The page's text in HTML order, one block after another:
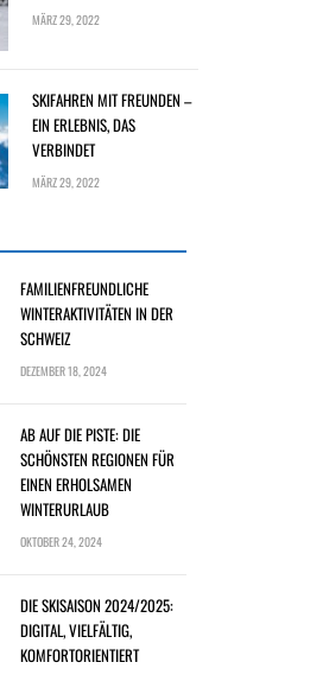
MÄRZ 29, 2022
SKIFAHREN MIT FREUNDEN –
EIN ERLEBNIS, DAS
VERBINDET
MÄRZ 29, 2022
FAMILIENFREUNDLICHE
WINTERAKTIVITÄTEN IN DER
SCHWEIZ
DEZEMBER 18, 2024
AB AUF DIE PISTE: DIE
SCHÖNSTEN REGIONEN FÜR
EINEN ERHOLSAMEN
WINTERURLAUB
OKTOBER 24, 2024
DIE SKISAISON 2024/2025:
DIGITAL, VIELFÄLTIG,
KOMFORTORIENTIERT